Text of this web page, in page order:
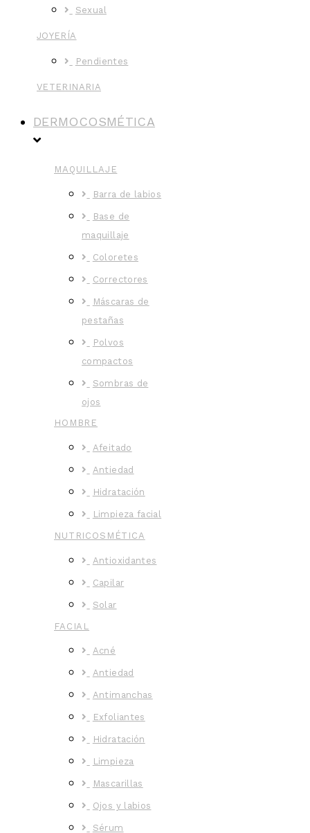
Sexual
JOYERÍA
Pendientes
VETERINARIA
DERMOCOSMÉTICA
MAQUILLAJE
Barra de labios
Base de
maquillaje
Coloretes
Correctores
Máscaras de
pestañas
Polvos
compactos
Sombras de
ojos
HOMBRE
Afeitado
Antiedad
Hidratación
Limpieza facial
NUTRICOSMÉTICA
Antioxidantes
Capilar
Solar
FACIAL
Acné
Antiedad
Antimanchas
Exfoliantes
Hidratación
Limpieza
Mascarillas
Ojos y labios
Sérum